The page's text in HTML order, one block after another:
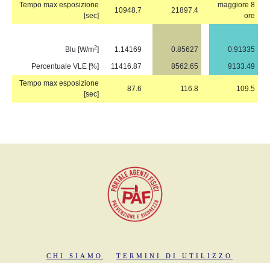
Tempo max esposizione
[sec]
10948.7 21897.4
maggiore 8
ore
Blu [W/m2] 1.14169 0.85627
0.91335
Percentuale VLE [%]
11416.87 8562.65
9133.49
Tempo max esposizione
[sec]
87.6 116.8 109.5
CHI SIAMO TERMINI DI UTILIZZO